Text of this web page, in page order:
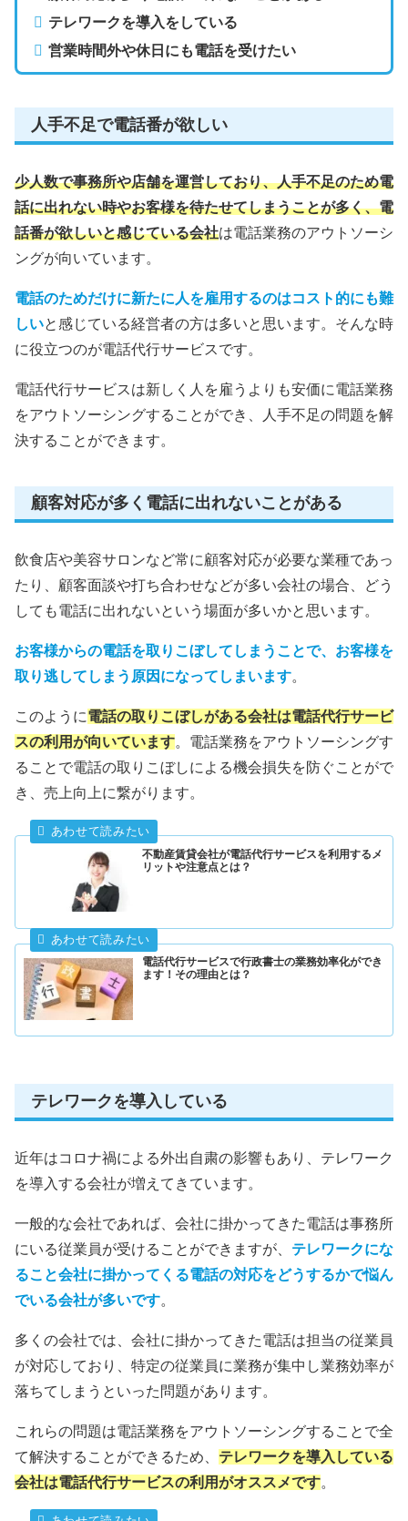
テレワークを導入をしている
営業時間外や休日にも電話を受けたい
人手不足で電話番が欲しい
少人数で事務所や店舗を運営しており、人手不足のため電
話に出れない時やお客様を待たせてしまうことが多く、電
話番が欲しいと感じている会社は電話業務のアウトソーシ
ングが向いています。
電話のためだけに新たに人を雇用するのはコスト的にも難
しいと感じている経営者の方は多いと思います。そんな時
に役立つのが電話代行サービスです。
電話代行サービスは新しく人を雇うよりも安価に電話業務
をアウトソーシングすることができ、人手不足の問題を解
決することができます。
顧客対応が多く電話に出れないことがある
飲食店や美容サロンなど常に顧客対応が必要な業種であっ
たり、顧客面談や打ち合わせなどが多い会社の場合、どう
しても電話に出れないという場面が多いかと思います。
お客様からの電話を取りこぼしてしまうことで、お客様を
取り逃してしまう原因になってしまいます。
このように電話の取りこぼしがある会社は電話代行サービ
スの利用が向いています。電話業務をアウトソーシングす
ることで電話の取りこぼしによる機会損失を防ぐことがで
き、売上向上に繋がります。
不動産賃貸会社が電話代行サービスを利用するメ
リットや注意点とは？
電話代行サービスで行政書士の業務効率化ができ
ます！その理由とは？
テレワークを導入している
近年はコロナ禍による外出自粛の影響もあり、テレワーク
を導入する会社が増えてきています。
一般的な会社であれば、会社に掛かってきた電話は事務所
にいる従業員が受けることができますが、 テレワークにな
ること会社に掛かってくる電話の対応をどうするかで悩ん
でいる会社が多いです。
多くの会社では、会社に掛かってきた電話は担当の従業員
が対応しており、特定の従業員に業務が集中し業務効率が
落ちてしまうといった問題があります。
これらの問題は電話業務をアウトソーシングすることで全
て解決することができるため、 テレワークを導入している
会社は電話代行サービスの利用がオススメです。